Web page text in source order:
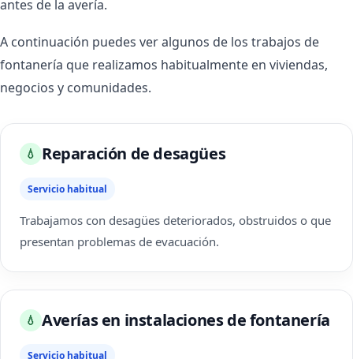
antes de la avería.
A continuación puedes ver algunos de los trabajos de
fontanería que realizamos habitualmente en viviendas,
negocios y comunidades.
💧 Reparación de desagües
Servicio habitual
Trabajamos con desagües deteriorados, obstruidos o que
presentan problemas de evacuación.
💧 Averías en instalaciones de fontanería
Servicio habitual